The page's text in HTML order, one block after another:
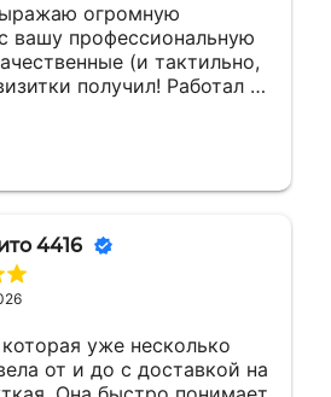
огромную
вашу профессиональную
(и тактильно,
получил! Работал с
Ей отдельная
мгновенные ответы и
заказа!
4416
уже несколько
от и до с доставкой на